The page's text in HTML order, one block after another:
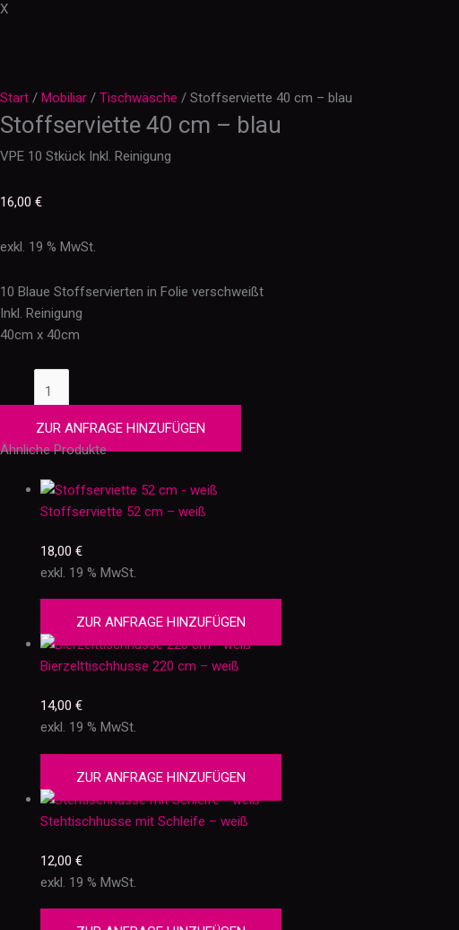
X
Start / Mobiliar / Tischwäsche / Stoffserviette 40 cm – blau
Stoffserviette 40 cm – blau
VPE 10 Stkück Inkl. Reinigung
16,00 €
exkl. 19 % MwSt.
10 Blaue Stoffservierten in Folie verschweißt
Inkl. Reinigung
40cm x 40cm
ZUR ANFRAGE HINZUFÜGEN
Ähnliche Produkte
Stoffserviette 52 cm – weiß
18,00 €
exkl. 19 % MwSt.
ZUR ANFRAGE HINZUFÜGEN
Bierzelttischhusse 220 cm – weiß
14,00 €
exkl. 19 % MwSt.
ZUR ANFRAGE HINZUFÜGEN
Stehtischhusse mit Schleife – weiß
12,00 €
exkl. 19 % MwSt.